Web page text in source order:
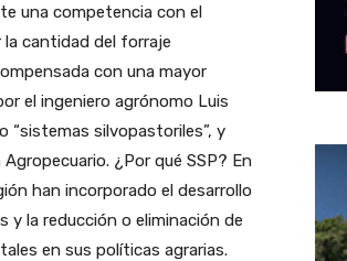
una competencia con el
cantidad del forraje
con una mayor
el ingeniero agrónomo Luis
“sistemas silvopastoriles”, y
¿Por qué SSP? En
han incorporado el desarrollo
y la reducción o eliminación de
en sus políticas agrarias.